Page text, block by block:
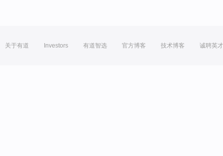
关于有道 Investors 有道智选 官方博客 技术博客 诚聘英才